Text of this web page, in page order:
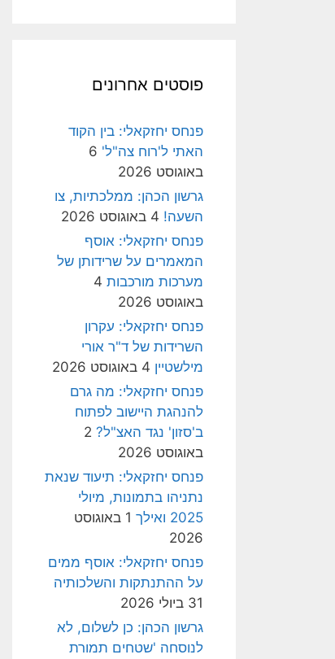
פוסטים אחרונים
פנחס יחזקאלי: בין הקוד
האתי ל'רוח צה"ל' 6
באוגוסט 2026
גרשון הכהן: ממלכתיות, צו
השעה! 4 באוגוסט 2026
פנחס יחזקאלי: אוסף
המאמרים על שרידותן של
מערכות מורכבות 4
באוגוסט 2026
פנחס יחזקאלי: עקרון
השרידות של ד"ר אורי
מילשטיין 4 באוגוסט 2026
פנחס יחזקאלי: מה גרם
להנהגת היישוב לפתוח
ב'סזון' נגד האצ"ל? 2
באוגוסט 2026
פנחס יחזקאלי: תיעוד שנאת
נתניהו בתמונות, מיולי
2025 ואילך
1 באוגוסט
2026
פנחס יחזקאלי: אוסף ממים
על ההתנתקות והשלכותיה
31 ביולי 2026
גרשון הכהן: כן לשלום, לא
לנוסחה 'שטחים תמורת